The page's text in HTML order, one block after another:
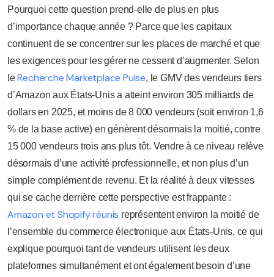
Pourquoi cette question prend-elle de plus en plus
d’importance chaque année ? Parce que les capitaux
continuent de se concentrer sur les places de marché et que
les exigences pour les gérer ne cessent d’augmenter. Selon
le Recherche Marketplace Pulse, le GMV des vendeurs tiers
d’Amazon aux États-Unis a atteint environ 305 milliards de
dollars en 2025, et moins de 8 000 vendeurs (soit environ 1,6
% de la base active) en génèrent désormais la moitié, contre
15 000 vendeurs trois ans plus tôt. Vendre à ce niveau relève
désormais d’une activité professionnelle, et non plus d’un
simple complément de revenu. Et la réalité à deux vitesses
qui se cache derrière cette perspective est frappante :
Amazon et Shopify réunis représentent environ la moitié de
l’ensemble du commerce électronique aux États-Unis, ce qui
explique pourquoi tant de vendeurs utilisent les deux
plateformes simultanément et ont également besoin d’une